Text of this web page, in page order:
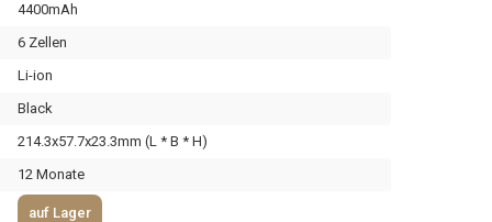
4400mAh
6 Zellen
Li-ion
Black
214.3x57.7x23.3mm (L * B * H)
12 Monate
auf Lager